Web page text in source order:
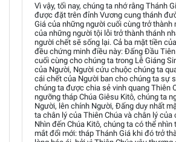
Vì vậy, tối nay, chúng ta nhớ rằng Thánh
được đặt trên đỉnh Vương cung thánh
Giá của những người cuối cùng trở thành
của những người tội lỗi trở thành thánh
người chết sẽ sống lại. Cả ba mặt tiền
đều chứng minh điều này: Đấng Đầu
cuối cùng cho chúng ta trong Lễ Giáng
của Người, Người cứu chuộc chúng ta
cái chết của Người ban cho chúng ta sự
chúng ta được chia sẻ vinh quang Thiên
ngưỡng tháp Chúa Giêsu Kitô, chúng ta
Người, lên chính Người, Đấng duy nhất
ta chân lý của Thiên Chúa và chân lý của
Nhìn đến Chúa Kitô, chúng ta có thể nhìn
mắt đổi mới: tháp Thánh Giá khi đó trở